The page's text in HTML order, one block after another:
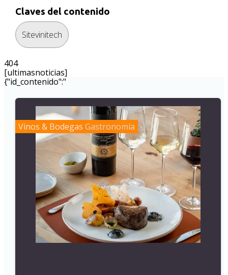
404
[ultimasnoticias]
Claves del contenido
Sitevinitech
{"id_contenido":"
Vinos & Bodegas Gastronomía